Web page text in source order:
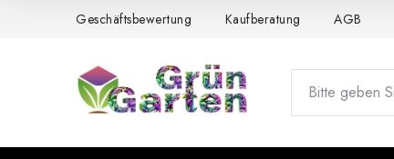
Geschäftsbewertung Kaufberatung AGB